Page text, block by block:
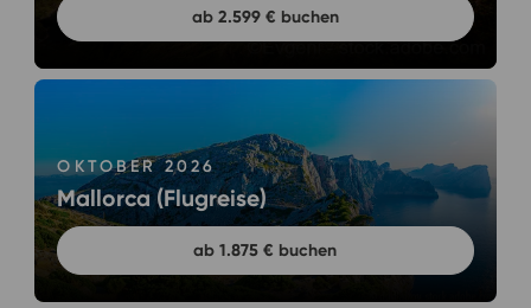
ab 2.599 € buchen
OKTOBER 2026
Mallorca (Flugreise)
ab 1.875 € buchen